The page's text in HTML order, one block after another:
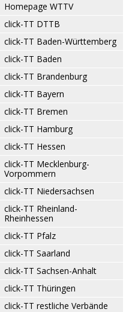
Homepage WTTV
click-TT DTTB
click-TT Baden-Württemberg
click-TT Baden
click-TT Brandenburg
click-TT Bayern
click-TT Bremen
click-TT Hamburg
click-TT Hessen
click-TT Mecklenburg-
Vorpommern
click-TT Niedersachsen
click-TT Rheinland-
Rheinhessen
click-TT Pfalz
click-TT Saarland
click-TT Sachsen-Anhalt
click-TT Thüringen
click-TT restliche Verbände